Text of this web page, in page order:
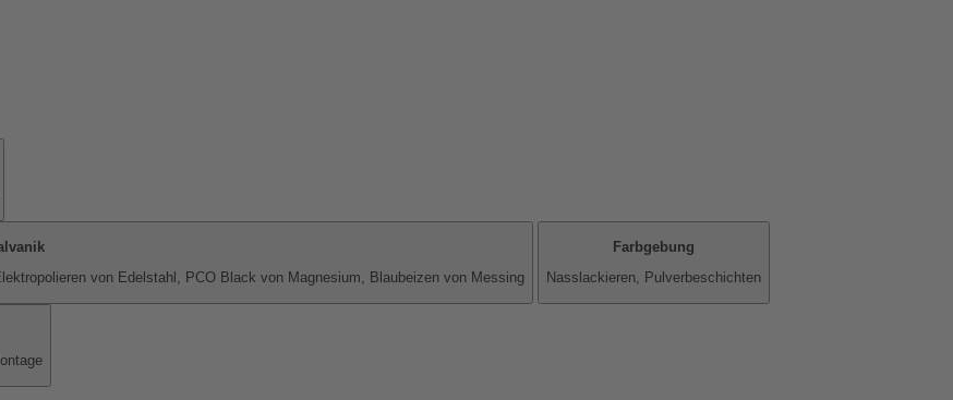
von Edelstahl, PCO Black von Magnesium, Blaubeizen von Messing
Farbgebung
Nasslackieren, Pulverbeschichten